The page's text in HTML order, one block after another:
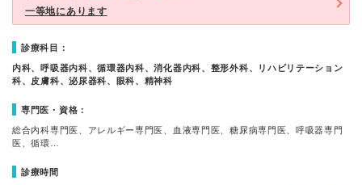
一等地にあります
診療科目：
内科、呼吸器内科、循環器内科、消化器内科、整形外科、リハビリテーション
科、皮膚科、泌尿器科、眼科、精神科
専門医・資格：
総合内科専門医、アレルギー専門医、血液専門医、糖尿病専門医、呼吸器専門
医、循環…
診療時間